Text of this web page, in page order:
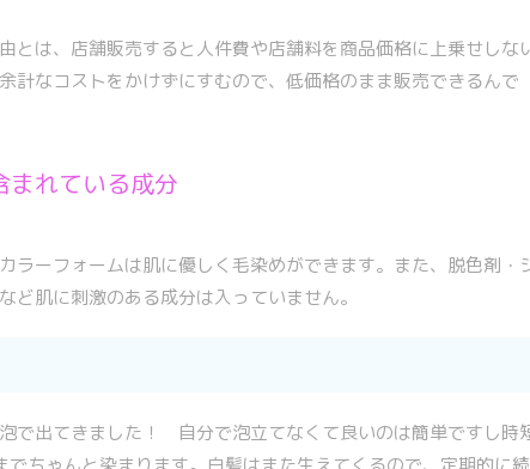
とは、店舗販売すると人件費や店舗料を商品価格に上乗せしな
なコストをかけずにすむので、低価格のまま販売できるんで
まれている成分
ラーフォームは肌に優しく毛染めができます。また、脱色剤・
ど肌に刺激のある成分は入っていません。
で出てきました！ 自分で泡立てなくて良いのは簡単ですし時